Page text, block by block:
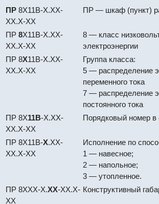
ПР 8Х11В-X.ХX-
XХ.X-XX
ПР — шкаф (пункт)
ПР 8Х11В-X.ХX-
XХ.X-XX
8 — класс
электроэнергии
ПР 8Х11В-X.ХX-
XХ.X-XX
Группа класса:
5 — распределение
переменного тока
7 — распределение
постоянного тока
ПР 8Х11В-X.ХX-
XХ.X-XX
Порядковый номер в
ПР 8Х11В-X.ХX-
XХ.X-XX
Исполнение по
1 — навесное;
2 — напольное;
3 — утопленное.
ПР 8ХХХ-Х.XХ-XХ.X-
XX
Конструктивный